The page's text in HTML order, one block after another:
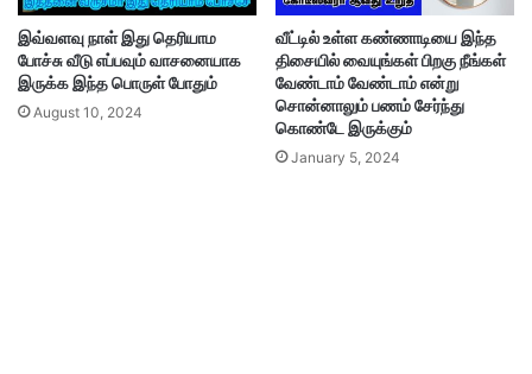
இவ்வளவு நாள் இது தெரியாம
போச்சு வீடு எப்பவும் வாசனையாக
இருக்க இந்த பொருள் போதும்
August 10, 2024
வீட்டில் உள்ள கண்ணாடியை இந்த
திசையில் வையுங்கள் பிறகு நீங்கள்
வேண்டாம் வேண்டாம் என்று
சொன்னாலும் பணம் சேர்ந்து
கொண்டே இருக்கும்
January 5, 2024